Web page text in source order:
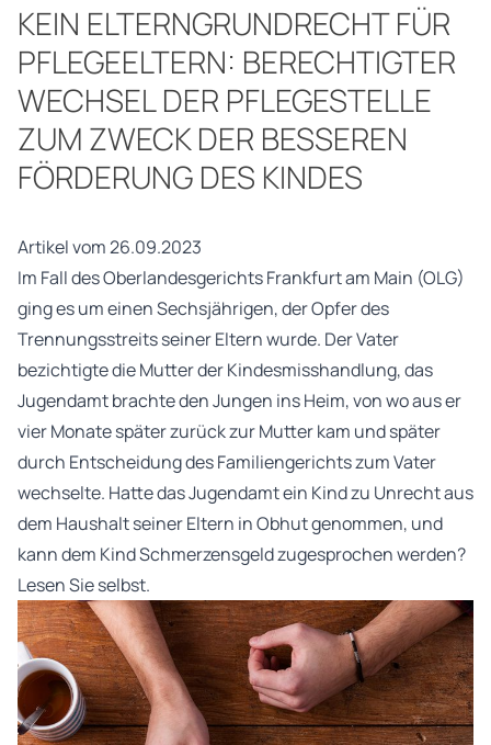
KEIN ELTERNGRUNDRECHT FÜR
PFLEGEELTERN: BERECHTIGTER
WECHSEL DER PFLEGESTELLE
ZUM ZWECK DER BESSEREN
FÖRDERUNG DES KINDES
Artikel vom 26.09.2023
Im Fall des Oberlandesgerichts Frankfurt am Main (OLG)
ging es um einen Sechsjährigen, der Opfer des
Trennungsstreits seiner Eltern wurde. Der Vater
bezichtigte die Mutter der Kindesmisshandlung, das
Jugendamt brachte den Jungen ins Heim, von wo aus er
vier Monate später zurück zur Mutter kam und später
durch Entscheidung des Familiengerichts zum Vater
wechselte. Hatte das Jugendamt ein Kind zu Unrecht aus
dem Haushalt seiner Eltern in Obhut genommen, und
kann dem Kind Schmerzensgeld zugesprochen werden?
Lesen Sie selbst.